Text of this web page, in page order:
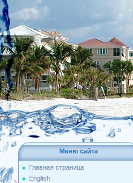
Меню сайта
Главная страница
English